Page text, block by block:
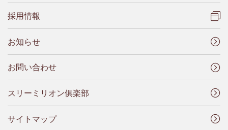
採用情報
お知らせ
お問い合わせ
スリーミリオン俱楽部
サイトマップ